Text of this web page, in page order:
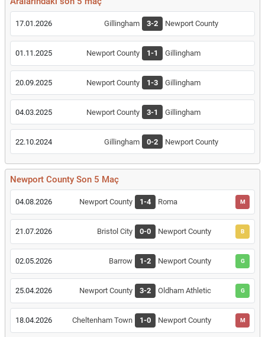
17.01.2026 Gillingham 3-2 Newport County
01.11.2025 Newport County 1-1 Gillingham
20.09.2025 Newport County 1-3 Gillingham
04.03.2025 Newport County 3-1 Gillingham
22.10.2024 Gillingham 0-2 Newport County
Newport County Son 5 Maç
04.08.2026 Newport County 1-4 Roma M
21.07.2026 Bristol City 0-0 Newport County B
02.05.2026 Barrow 1-2 Newport County G
25.04.2026 Newport County 3-2 Oldham Athletic G
18.04.2026 Cheltenham Town 1-0 Newport County M